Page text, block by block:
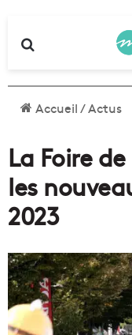
Accueil/Actus
La Foire
les
2023